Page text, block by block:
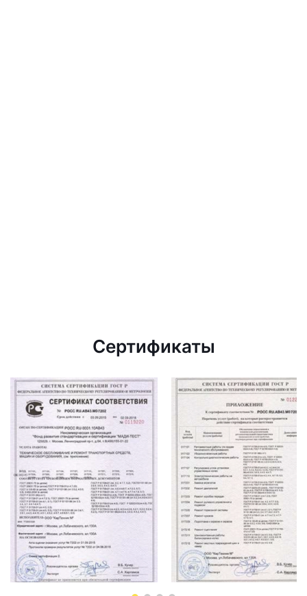
Сертификаты